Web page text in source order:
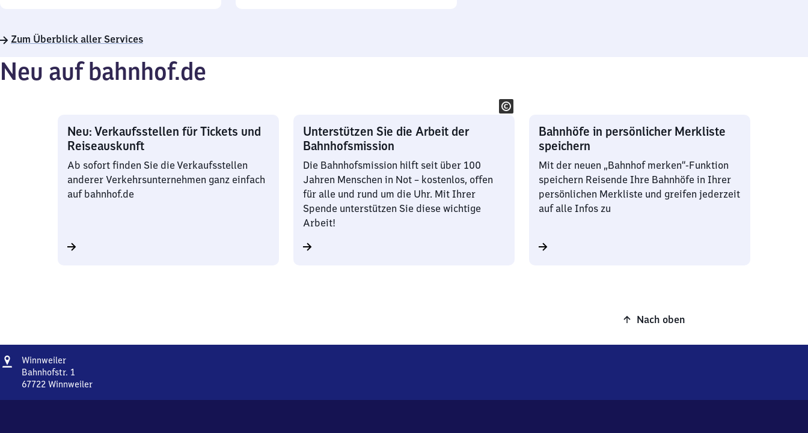
22
Zum Überblick aller Services
Neu auf bahnhof.de
Neu: Verkaufsstellen für Tickets und
Reiseauskunft
Ab sofort finden Sie die Verkaufsstellen
anderer Verkehrsunternehmen ganz einfach
auf bahnhof.de
Unterstützen Sie die Arbeit der
Bahnhofsmission
Die Bahnhofsmission hilft seit über 100
Jahren Menschen in Not – kostenlos, offen
für alle und rund um die Uhr. Mit Ihrer
Spende unterstützen Sie diese wichtige
Arbeit!
Bahnhöfe in persönlicher Merkliste
speichern
Mit der neuen „Bahnhof merken“-Funktion
speichern Reisende Ihre Bahnhöfe in Ihrer
persönlichen Merkliste und greifen jederzeit
auf alle Infos zu
Nach oben
Adresse
WinnweilerWinnweiler
Bahnhofstr. 1
67722 Winnweiler